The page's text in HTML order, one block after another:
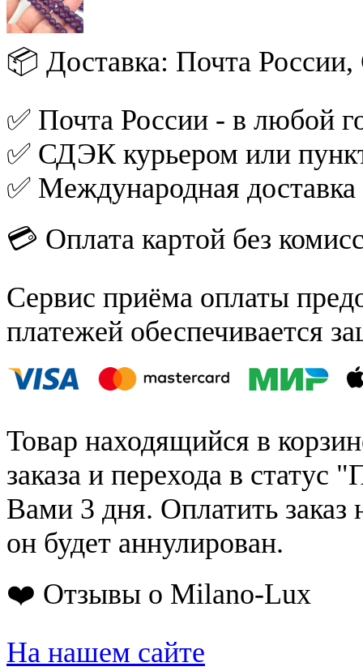
📦 Доставка: Почта
✅ Почта России - в любой
✅ СДЭК курьером или
✅ Международная
💳 Оплата картой без
Сервис приёма оплаты
платежей обеспечивается
Товар находящийся в
заказа и перехода в статус
Вами 3 дня. Оплатить заказ
он будет аннулирован.
❤️ Отзывы о Milano-Lux
На нашем сайте